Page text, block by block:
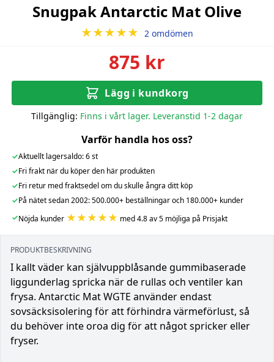
Snugpak Antarctic Mat Olive
★★★★★ 2 omdömen
875 kr
Lägg i kundkorg
Tillgänglig: Finns i vårt lager. Leveranstid 1-2 dagar
Varför handla hos oss?
✓Aktuellt lagersaldo: 6 st
✓Fri frakt när du köper den här produkten
✓Fri retur med fraktsedel om du skulle ångra ditt köp
✓På nätet sedan 2002: 500.000+ beställningar och 180.000+ kunder
✓Nöjda kunder ★★★★★ med 4.8 av 5 möjliga på Prisjakt
PRODUKTBESKRIVNING
I kallt väder kan självuppblåsande gummibaserade
liggunderlag spricka när de rullas och ventiler kan
frysa. Antarctic Mat WGTE använder endast
sovsäcksisolering för att förhindra värmeförlust, så
du behöver inte oroa dig för att något spricker eller
fryser.